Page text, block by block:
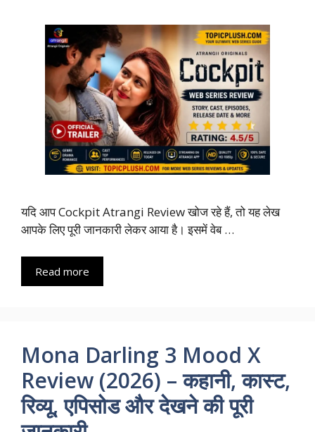
यदि आप Cockpit Atrangi Review खोज रहे हैं, तो यह लेख
आपके लिए पूरी जानकारी लेकर आया है। इसमें वेब …
Read more
Mona Darling 3 Mood X
Review (2026) – कहानी, कास्ट,
रिव्यू, एपिसोड और देखने की पूरी